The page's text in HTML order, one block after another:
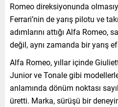
Romeo direksiyonunda
Ferrari’nin de yarış pilotu ve
adımlarını attığı Alfa Romeo,
değil, aynı zamanda bir yarış
Alfa Romeo, yıllar içinde
Junior ve Tonale gibi
anlamında dönüm noktası
üretti. Marka, sürüşü bir